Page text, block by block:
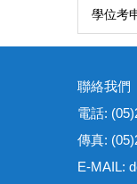
學位考
聯
電話:
傳真:
E-